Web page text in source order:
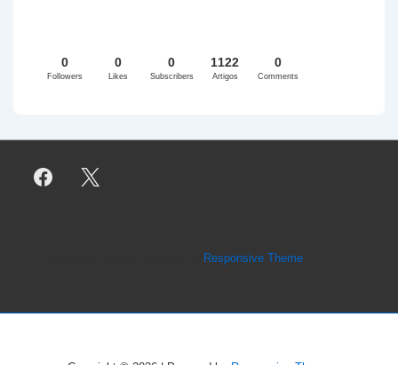
0
Followers
0
Likes
0
Subscribers
1122
Artigos
0
Comments
Responsive Theme